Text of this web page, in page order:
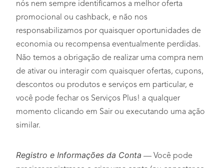
nós nem sempre identificamos a melhor oferta
promocional ou cashback, e não nos
responsabilizamos por quaisquer oportunidades de
economia ou recompensa eventualmente perdidas.
Não temos a obrigação de realizar uma compra nem
de ativar ou interagir com quaisquer ofertas, cupons,
descontos ou produtos e serviços em particular, e
você pode fechar os Serviços Plus! a qualquer
momento clicando em Sair ou executando uma ação
similar.
Registro e Informações da Conta — Você pode